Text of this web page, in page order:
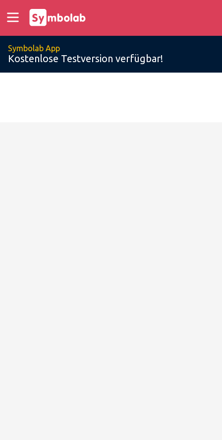
Symbolab App
Kostenlose Testversion verfügbar!